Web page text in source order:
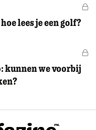
lees je een golf?
kunnen we voorbij